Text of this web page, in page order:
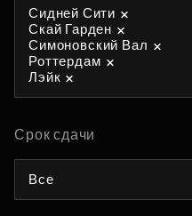
Сидней Сити
Скай Гарден
Симоновский Вал
Роттердам
Лэйк
Срок сдачи
Все